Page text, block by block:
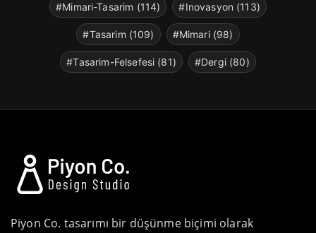
#Mimari-Tasarim (114) #Inovasyon (113)
#Tasarim (109) #Mimari (98)
#Tasarim-Felsefesi (81) #Dergi (80)
Piyon Co. tasarımı bir düşünme biçimi olarak